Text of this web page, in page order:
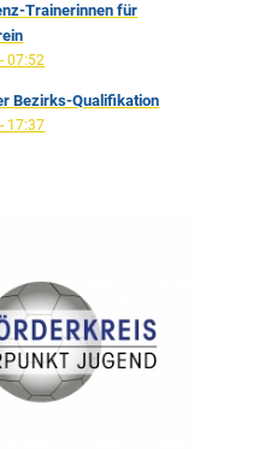
Trainerinnen für
07:52
Bezirks-Qualifikation
17:37